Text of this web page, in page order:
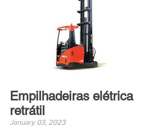
Empilhadeiras elétrica
retrátil
January 03, 2023